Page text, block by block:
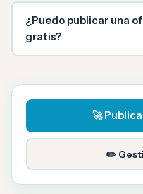
¿Puedo publicar una
gratis?
🚀
✏️